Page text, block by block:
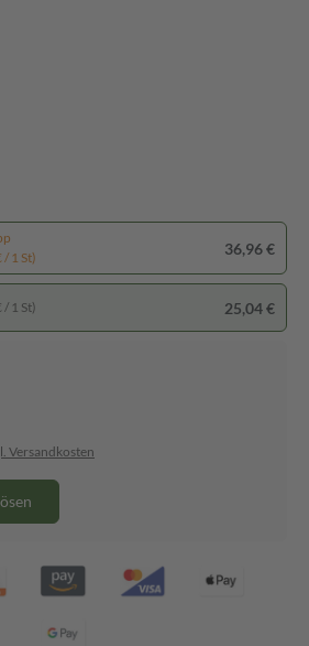
/ 1 St)
36,96 €
/ 1 St) 25,04 €
Versandkosten